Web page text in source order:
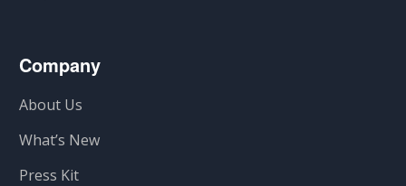
Company
About Us
What’s New
Press Kit